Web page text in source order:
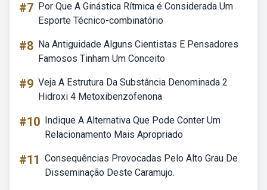
#7 Por Que A Ginástica Rítmica é Considerada Um
Esporte Técnico-combinatório
#8 Na Antiguidade Alguns Cientistas E Pensadores
Famosos Tinham Um Conceito
#9 Veja A Estrutura Da Substância Denominada 2
Hidroxi 4 Metoxibenzofenona
#10 Indique A Alternativa Que Pode Conter Um
Relacionamento Mais Apropriado
#11 Consequências Provocadas Pelo Alto Grau De
Disseminação Deste Caramujo.